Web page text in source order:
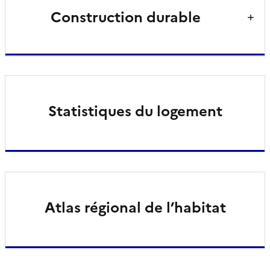
Construction durable
Statistiques du logement
Atlas régional de l’habitat